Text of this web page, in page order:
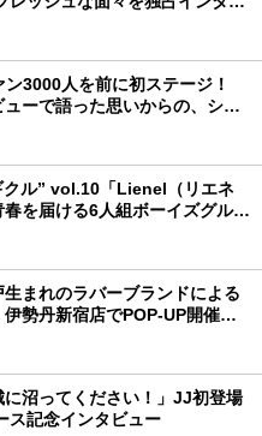
す♪
ン3000人を前に初ステージ！
ーで語った思いからの、ショ
ル” vol.10「Lienel（リエネ
を届ける6人組ボーイズグルー
まれのラバーブランドによる
伊勢丹新宿店でPOP-UP開催
に沼ってください！」JJ初登場
記念インタビュー